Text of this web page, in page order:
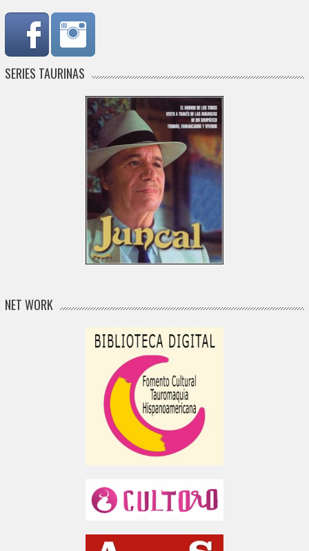
SERIES TAURINAS
NET WORK